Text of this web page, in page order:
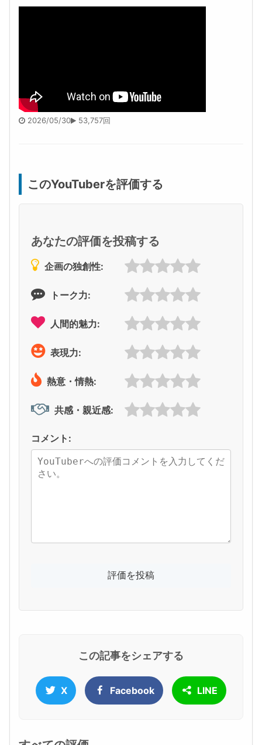
2026/05/30 53,757回
このYouTuberを評価する
あなたの評価を投稿する
企画の独創性:
トーク力:
人間的魅力:
表現力:
熱意・情熱:
共感・親近感:
コメント:
この記事をシェアする
X Facebook LINE